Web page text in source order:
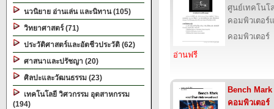
นวนิยาย อ่านเล่น และนิทาน (105)
วิทยาศาสตร์ (71)
ประวัติศาสตร์และอัตชีวประวัติ (62)
ศาสนาและปรัชญา (20)
ศิลปะและวัฒนธรรม (23)
เทคโนโลยี วิศวกรรม อุตสาหกรรม
(194)
ศูนย์เทคโนโ
คอมพิวเตอร์
คอมพิวเตอร์
อ่านฟรี
Bench
คอมพิวเตอร์